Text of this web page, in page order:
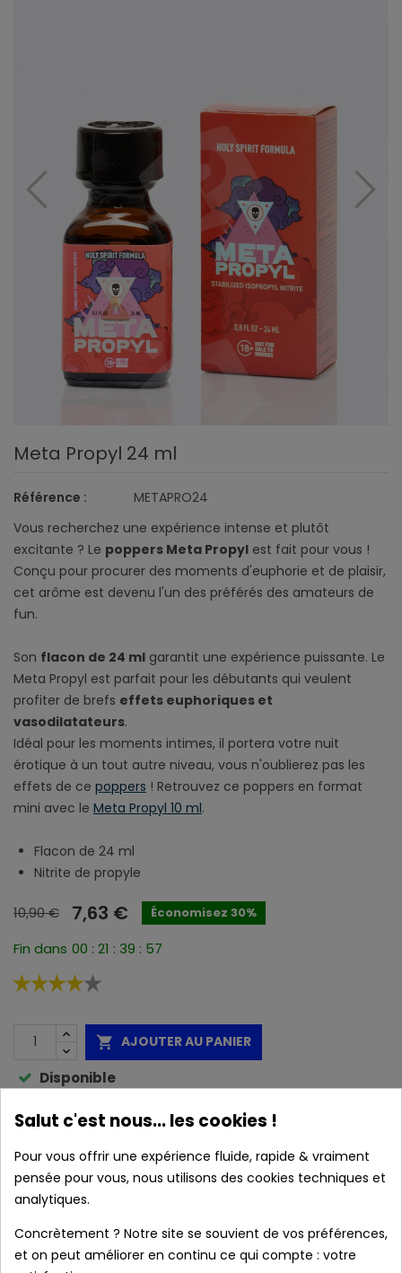
Meta Propyl 24 ml
Référence :
METAPRO24
Vous recherchez une expérience intense et plutôt
excitante ? Le poppers Meta Propyl est fait pour vous !
Conçu pour procurer des moments d'euphorie et de plaisir,
cet arôme est devenu l'un des préférés des amateurs de
fun.
Son flacon de 24 ml garantit une expérience puissante. Le
Meta Propyl est parfait pour les débutants qui veulent
profiter de brefs effets euphoriques et
vasodilatateurs.
Idéal pour les moments intimes, il portera votre nuit
érotique à un tout autre niveau, vous n'oublierez pas les
effets de ce poppers ! Retrouvez ce poppers en format
mini avec le Meta Propyl 10 ml.
Flacon de 24 ml
Nitrite de propyle
10,90 € 7,63 € Économisez 30%
Fin dans 00 : 21 : 39 : 56
 AJOUTER AU PANIER
Disponible
Marque :Meta Poppers
Caractéristiques :
Salut c'est nous... les cookies !
Pour vous offrir une expérience fluide, rapide & vraiment
pensée pour vous, nous utilisons des cookies techniques et
analytiques.
Concrètement ? Notre site se souvient de vos préférences,
et on peut améliorer en continu ce qui compte : votre